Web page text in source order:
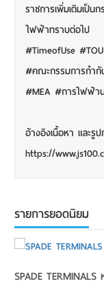
ราชการเพิ่มเติมเป็
ไฟฟ้าทราบต่อไป
#TimeofUse #TOU
#คณะกรรมการกำ
#MEA #การไฟฟ้า
อ้างอิงเนื้อหา และรู
https://
รายการยอดนิยม
SPADE